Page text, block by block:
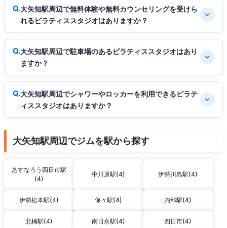
大矢知駅周辺で無料体験や無料カウンセリングを受けら
れるピラティススタジオはありますか？
大矢知駅周辺で駐車場のあるピラティススタジオはあり
ますか？
大矢知駅周辺でシャワーやロッカーを利用できるピラテ
ィススタジオはありますか？
大矢知駅周辺でジムを駅から探す
あすなろう四日市駅
(4)
中川原駅(4) 伊勢川島駅(4)
伊勢松本駅(4) 保々駅(4) 内部駅(4)
北楠駅(4) 南日永駅(4) 四日市(4)